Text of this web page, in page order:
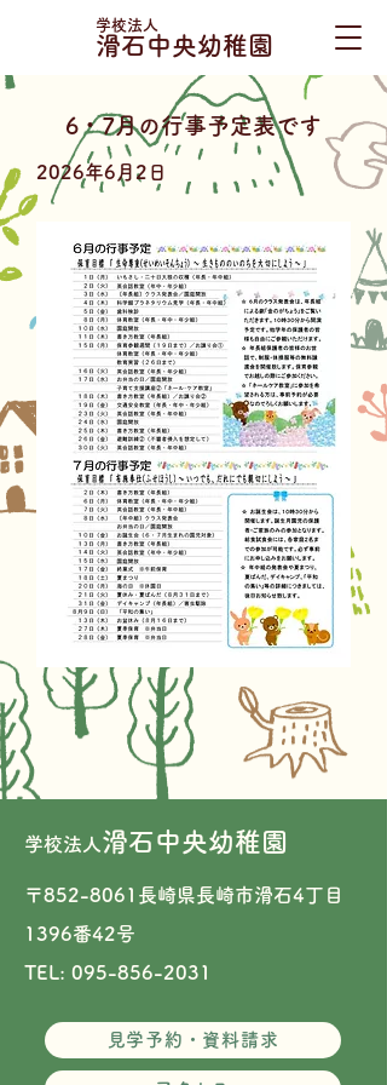
学校法人
滑石中央幼稚園
6・7月の行事予定表です
2026年6月2日
学校法人 滑石中央幼稚園
〒852-8061長崎県長崎市滑石4丁目
1396番42号​
TEL: 095-856-2031
見学予約・資料請求